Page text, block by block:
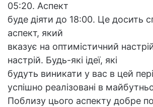
05:20. Аспект
буде діяти до 18:00. Це досить
аспект, який
вказує на оптимістичний
настрій. Будь-які ідеї, які
будуть виникати у вас в цей
успішно реалізовані в
Поблизу цього аспекту добре